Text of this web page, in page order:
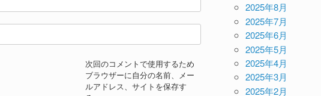
次回のコメントで使用するため
ブラウザーに自分の名前、メー
ルアドレス、サイトを保存す
2025年8月
2025年7月
2025年6月
2025年5月
2025年4月
2025年3月
2025年2月